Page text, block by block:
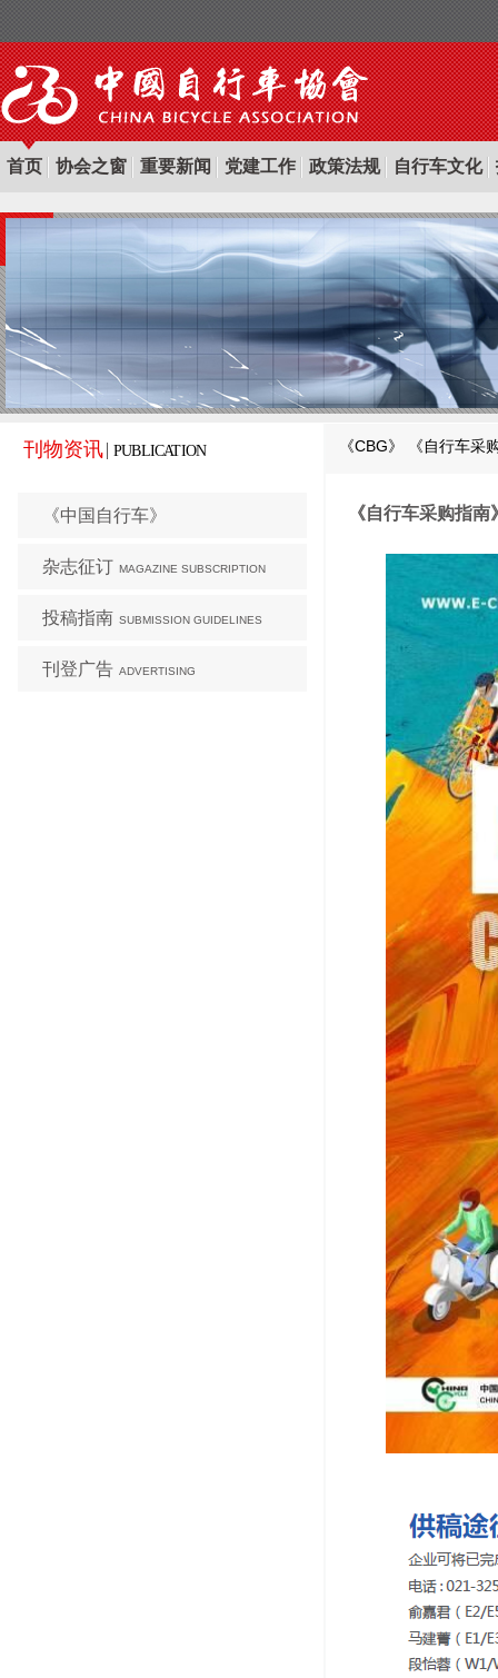
首页 协会之窗 重要新闻 党建工作 政策法规 自行车文化
刊物资讯 PUBLICATION
《中国自行车》
杂志征订 MAGAZINE SUBSCRIPTION
投稿指南 SUBMISSION GUIDELINES
刊登广告 ADVERTISING
《CBG》 《自行车采
《自行车采购指